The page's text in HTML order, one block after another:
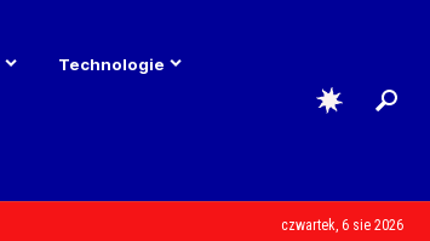
Technologie
czwartek, 6 sie 2026